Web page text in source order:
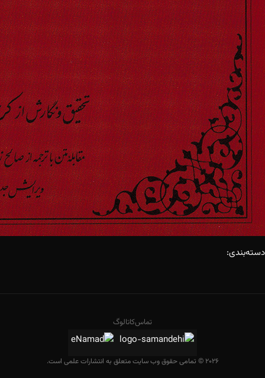
دسته‌بندی:
تماسکاتالوگ
2026 © تمامی حقوق وب سایت متعلق به انتشارات علمی است.